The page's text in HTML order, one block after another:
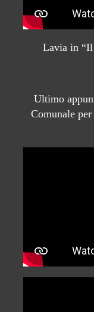
Lavia in “Il
Ultimo
Comunale